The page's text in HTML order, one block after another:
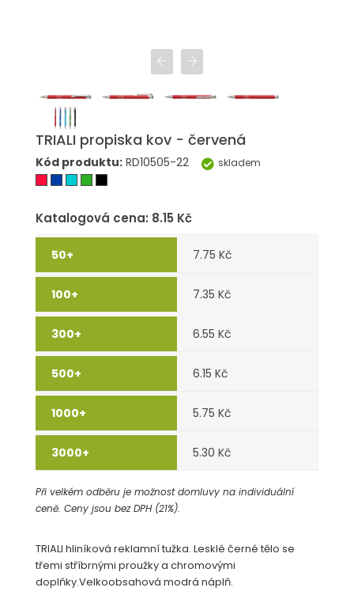
TRIALI propiska kov - červená
Kód produktu: RD10505-22 skladem
Katalogová cena: 8.15 Kč
7.75 Kč
7.35 Kč
6.55 Kč
6.15 Kč
5.75 Kč
5.30 Kč
Při velkém odběru je možnost domluvy na individuální
ceně. Ceny jsou bez DPH (21%).
TRIALI hliníková reklamní tužka. Lesklé černé tělo se
třemi stříbrnými proužky a chromovými
doplňky.Velkoobsahová modrá náplň.